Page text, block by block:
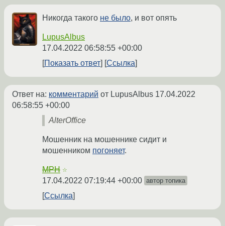
Никогда такого не было, и вот опять
LupusAlbus
17.04.2022 06:58:55 +00:00
Показать ответ
Ссылка
Ответ на: комментарий от LupusAlbus 17.04.2022
06:58:55 +00:00
AlterOffice
Мошенник на мошеннике сидит и
мошенником погоняет.
MPH ☆
17.04.2022 07:19:44 +00:00 автор топика
Ссылка